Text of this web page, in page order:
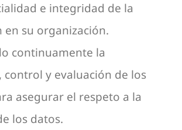
e integridad de la
su organización.
continuamente la
control y evaluación de los
asegurar el respeto a la
los datos.